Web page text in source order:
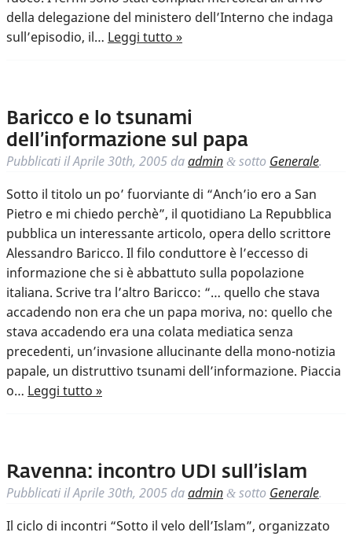
della delegazione del ministero dell’Interno che indaga
sull’episodio, il… Leggi tutto »
Baricco e lo tsunami
dell’informazione sul papa
Pubblicati ilAprile 30th, 2005 daadmin & sotto Generale.
Sotto il titolo un po’ fuorviante di “Anch’io ero a San
Pietro e mi chiedo perchè”, il quotidiano La Repubblica
pubblica un interessante articolo, opera dello scrittore
Alessandro Baricco. Il filo conduttore è l’eccesso di
informazione che si è abbattuto sulla popolazione
italiana. Scrive tra l’altro Baricco: “… quello che stava
accadendo non era che un papa moriva, no: quello che
stava accadendo era una colata mediatica senza
precedenti, un’invasione allucinante della mono-notizia
papale, un distruttivo tsunami dell’informazione. Piaccia
o… Leggi tutto »
Ravenna: incontro UDI sull’islam
Pubblicati ilAprile 30th, 2005 daadmin & sotto Generale.
Il ciclo di incontri “Sotto il velo dell’Islam”, organizzato